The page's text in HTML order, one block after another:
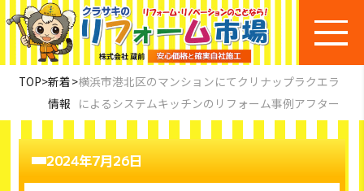
TOP>新着
情報
>横浜市港北区のマンションにてクリナップラクエラ
によるシステムキッチンのリフォーム事例アフター
2024年7月26日